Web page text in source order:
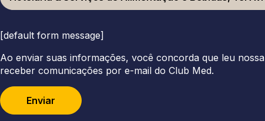
[default form message]
Ao enviar suas informações, você concorda que leu
receber comunicações por e-mail do Club Med.
Enviar